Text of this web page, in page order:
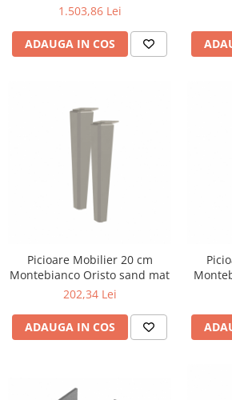
1.503,86 Lei
ADAUGA IN COS
Picioare Mobilier 20 cm
Montebianco Oristo sand mat
202,34 Lei
ADAUGA IN COS